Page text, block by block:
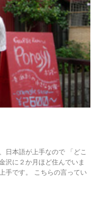
日本語が上手なので 「どこ
沢に２か月ほど住んでいま
手です。 こちらの言ってい